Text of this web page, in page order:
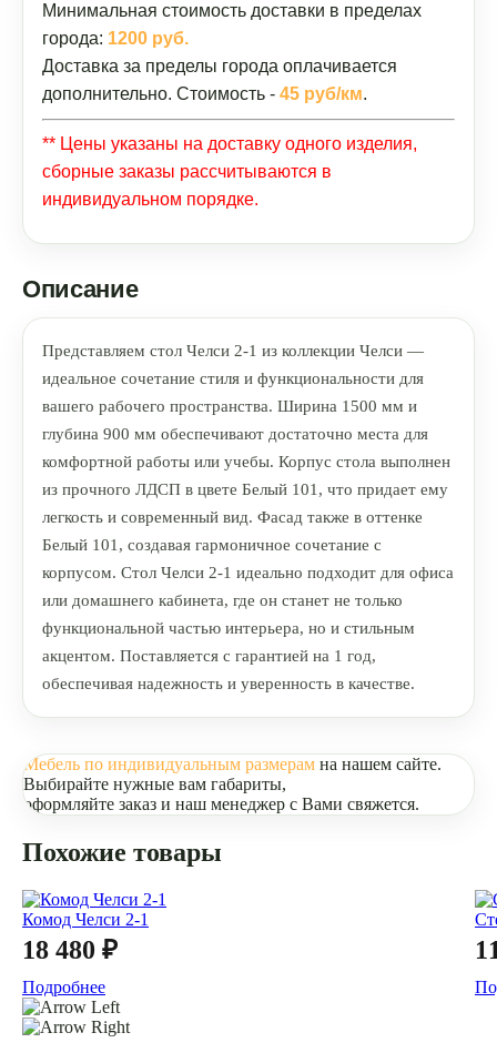
Минимальная стоимость доставки в пределах
города: 1200 руб.
Доставка за пределы города оплачивается
дополнительно. Стоимость - 45 руб/км.
** Цены указаны на доставку одного изделия,
сборные заказы рассчитываются в
индивидуальном порядке.
Описание
Представляем стол Челси 2-1 из коллекции Челси —
идеальное сочетание стиля и функциональности для
вашего рабочего пространства. Ширина 1500 мм и
глубина 900 мм обеспечивают достаточно места для
комфортной работы или учебы. Корпус стола выполнен
из прочного ЛДСП в цвете Белый 101, что придает ему
легкость и современный вид. Фасад также в оттенке
Белый 101, создавая гармоничное сочетание с
корпусом. Стол Челси 2-1 идеально подходит для офиса
или домашнего кабинета, где он станет не только
функциональной частью интерьера, но и стильным
акцентом. Поставляется с гарантией на 1 год,
обеспечивая надежность и уверенность в качестве.
Мебель по индивидуальным размерам на нашем сайте.
Выбирайте нужные вам габариты,
оформляйте заказ и наш менеджер с Вами свяжется.
Похожие товары
Комод Челси 2-1
18 480 ₽
Подробнее